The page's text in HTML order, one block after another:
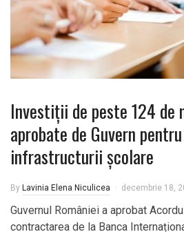
Investiții de peste 124 de
aprobate de Guvern
infrastructurii școlare
By Lavinia Elena Niculicea decembrie 18,
Guvernul României a aprobat
contractarea de la Banca